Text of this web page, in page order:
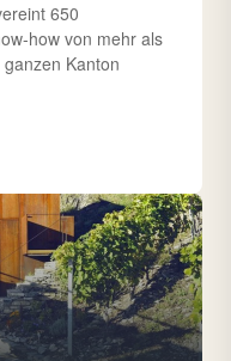
650
how von mehr als
Kanton